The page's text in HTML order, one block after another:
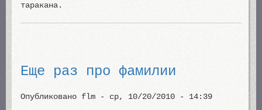
таракана.
Еще раз про фамилии
Опубликовано flm - ср, 10/20/2010 - 14:39